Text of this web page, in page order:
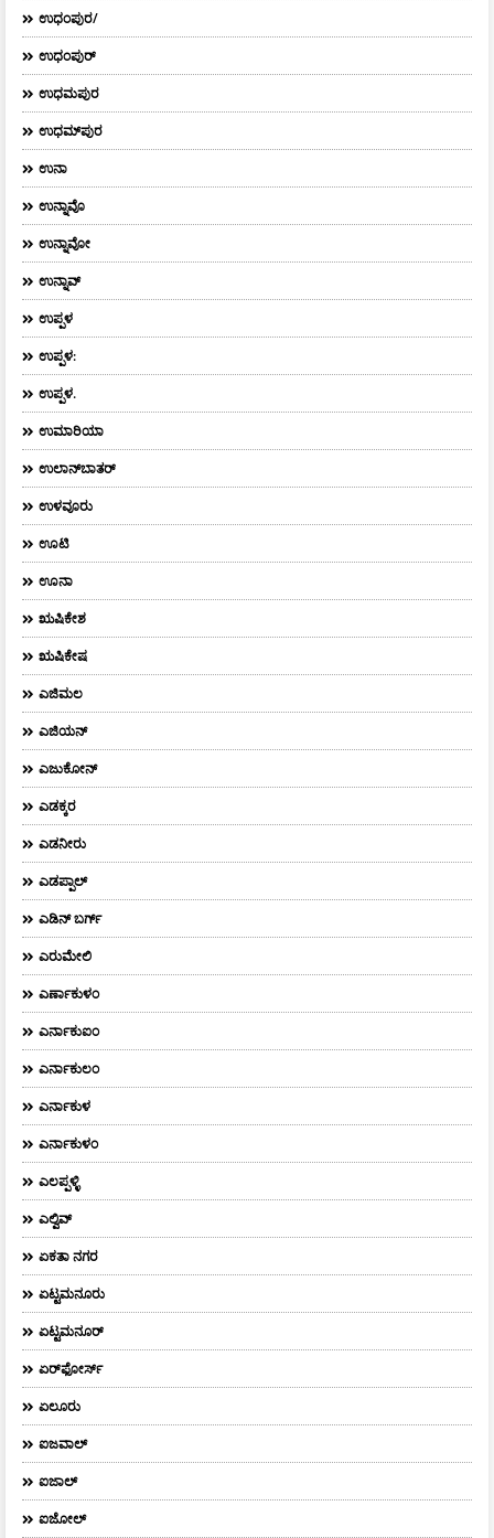
ಉಧಂಪುರ/
ಉಧಂಪುರ್
ಉಧಮಪುರ
ಉಧಮ್‌ಪುರ
ಉನಾ
ಉನ್ನಾವೊ
ಉನ್ನಾವೋ
ಉನ್ನಾವ್
ಉಪ್ಪಳ
ಉಪ್ಪಳ:
ಉಪ್ಪಳ.
ಉಮಾರಿಯಾ
ಉಲಾನ್‌ಬಾತರ್
ಉಳವೂರು
ಊಟಿ
ಊನಾ
ಋಷಿಕೇಶ
ಋಷಿಕೇಷ
ಎಜಿಮಲ
ಎಜಿಯನ್
ಎಜುಕೋನ್
ಎಡಕ್ಕರ
ಎಡನೀರು
ಎಡಪ್ಪಾಲ್
ಎಡಿನ್ ಬರ್ಗ್
ಎರುಮೇಲಿ
ಎರ್ಣಾಕುಳಂ
ಎರ್ನಾಕುಐಂ
ಎರ್ನಾಕುಲಂ
ಎರ್ನಾಕುಳ
ಎರ್ನಾಕುಳಂ
ಎಲಪ್ಪಳ್ಳಿ
ಎಲ್ವಿವ್
ಏಕತಾ ನಗರ
ಏಟ್ಟಮನೂರು
ಏಟ್ಟಮನೂರ್
ಏರ್‌ಫೋರ್ಸ್‌
ಏಲೂರು
ಐಜವಾಲ್
ಐಜಾಲ್
ಐಜೋಲ್